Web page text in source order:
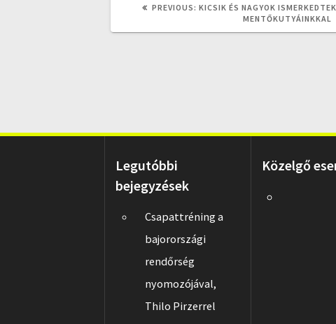
PREVIOUS: PREVIOUS
KICSIK ÉS NAGYOK
MENTŐKUTYÁINKKAL
Legutóbbi
bejegyzések
Csapattréning a
bajorországi
rendőrség
nyomozójával,
Thilo Pirzerrel
Közelgő